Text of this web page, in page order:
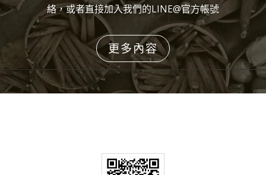
絡，或者直接加入我們的LINE@官方帳號
更多內容